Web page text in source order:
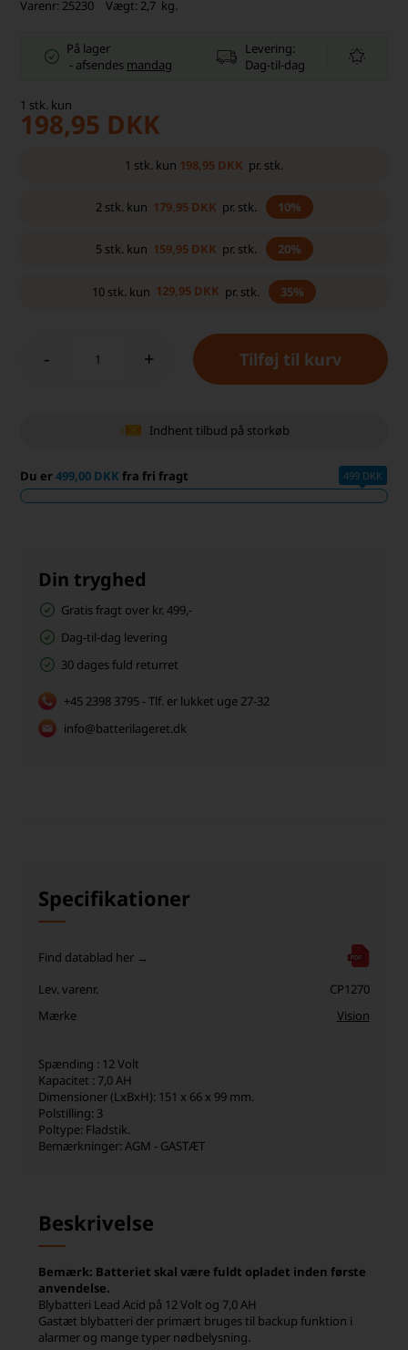
Varenr: 25230 Vægt: 2,7 kg.
På lager
- afsendes mandag
Levering:
Dag-til-dag
1 stk. kun
198,95 DKK
1 stk. kun 198,95 DKK pr. stk.
2 stk. kun 179,95 DKK pr. stk. 10%
5 stk. kun 159,95 DKK pr. stk. 20%
10 stk. kun 129,95 DKK pr. stk. 35%
- +
Indhent tilbud på storkøb
Du er499,00 DKK fra fri fragt 499 DKK
Din tryghed
Gratis fragt over kr. 499,-
Dag-til-dag levering
30 dages fuld returret
+45 2398 3795 - Tlf. er lukket uge 27-32
info@batterilageret.dk
Beskrivelse
Bemærk: Batteriet skal være fuldt opladet inden første
anvendelse.
Blybatteri Lead Acid på 12 Volt og 7,0 AH
Gastæt blybatteri der primært bruges til backup funktion i
alarmer og mange typer nødbelysning.
Specifikationer
Find datablad her →
Lev. varenr.
CP1270
Mærke
Vision
Spænding : 12 Volt
Kapacitet : 7,0 AH
Dimensioner (LxBxH): 151 x 66 x 99 mm.
Polstilling: 3
Poltype: Fladstik.
Bemærkninger: AGM - GASTÆT